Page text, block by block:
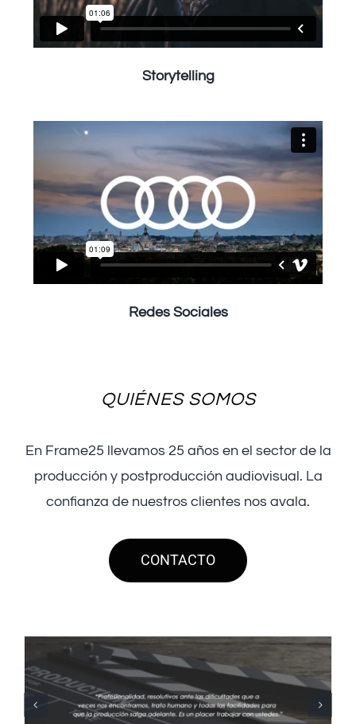
Storytelling
Redes Sociales
QUIÉNES SOMOS
En Frame25 llevamos 25 años en el sector de la
producción y postproducción audiovisual. La
confianza de nuestros clientes nos avala.
CONTACTO